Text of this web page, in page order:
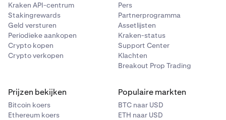
Kraken API-centrum
Stakingrewards
Geld versturen
Periodieke aankopen
Crypto kopen
Crypto verkopen
Pers
Partnerprogramma
Assetlijsten
Kraken-status
Support Center
Klachten
Breakout Prop Trading
Prijzen bekijken
Bitcoin koers
Ethereum koers
Populaire markten
BTC naar USD
ETH naar USD